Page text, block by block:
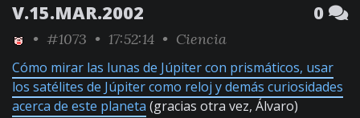
V.15.MAR.2002 0
• #1073 • 17:52:14 • Ciencia
Cómo mirar las lunas de Júpiter con prismáticos, usar
los satélites de Júpiter como reloj y demás curiosidades
acerca de este planeta (gracias otra vez, Álvaro)